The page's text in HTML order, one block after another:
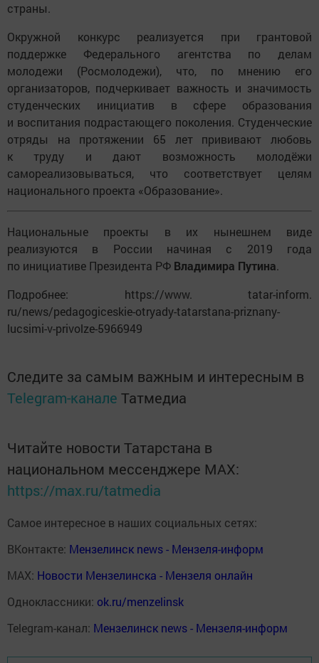
страны.
Окружной конкурс реализуется при грантовой
поддержке Федерального агентства по делам
молодежи (Росмолодежи), что, по мнению его
организаторов, подчеркивает важность и значимость
студенческих инициатив в сфере образования
и воспитания подрастающего поколения. Студенческие
отряды на протяжении 65 лет прививают любовь
к труду и дают возможность молодёжи
самореализовываться, что соответствует целям
национального проекта «Образование».
Национальные проекты в их нынешнем виде
реализуются в России начиная с 2019 года
по инициативе Президента РФ Владимира Путина.
Подробнее: https://www. tatar-inform.
ru/news/pedagogiceskie-otryady-tatarstana-priznany-
lucsimi-v-privolze-5966949
Следите за самым важным и интересным в
Telegram-канале Татмедиа
Читайте новости Татарстана в
национальном мессенджере MАХ:
https://max.ru/tatmedia
Самое интересное в наших социальных сетях:
ВКонтакте: Мензелинск news - Мензеля-информ
MAX: Новости Мензелинска - Мензеля онлайн
Одноклассники: ok.ru/menzelinsk
Telegram-канал: Мензелинск news - Мензеля-информ